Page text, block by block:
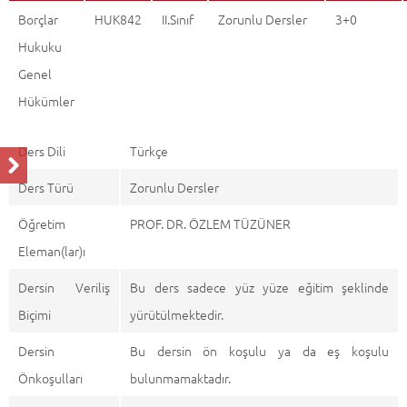
Borçlar
Hukuku
Genel
Hükümler
HUK842 II.Sınıf Zorunlu Dersler 3+0
Ders Dili
Türkçe
Ders Türü
Zorunlu Dersler
Öğretim
Eleman(lar)ı
PROF. DR. ÖZLEM TÜZÜNER
Dersin Veriliş
Biçimi
Bu ders sadece yüz yüze eğitim şeklinde
yürütülmektedir.
Dersin
Önkoşulları
Bu dersin ön koşulu ya da eş koşulu
bulunmamaktadır.